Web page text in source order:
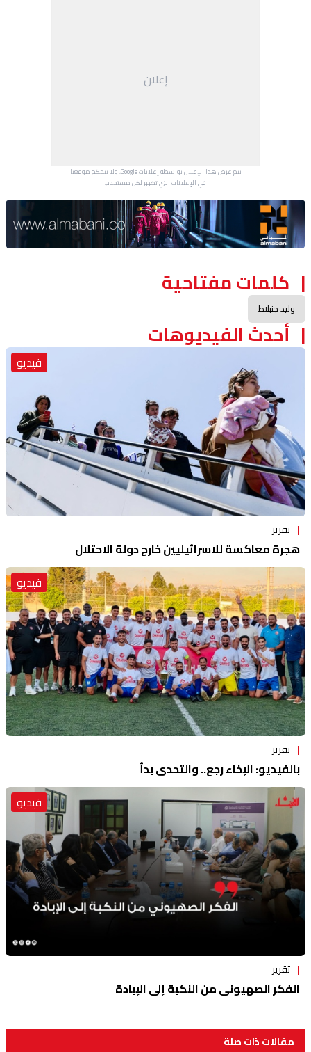
إعلان
يتم عرض هذا الإعلان بواسطة إعلانات Google، ولا يتحكم موقعنا
في الإعلانات التي تظهر لكل مستخدم.
Advertisement Section
كلمات مفتاحية
وليد جنبلاط
أحدث الفيديوهات
فيديو
تقرير
هجرة معاكسة للاسرائيليين خارج دولة الاحتلال
فيديو
تقرير
بالفيديو: الإخاء رجع.. والتحدي بدأ
فيديو
تقرير
الفكر الصهيوني من النكبة إلى الإبادة
مقالات ذات صلة